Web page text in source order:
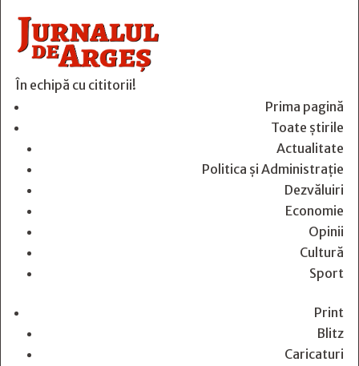
În echipă cu cititorii!
Prima pagină
Toate știrile
Actualitate
Politica și Administrație
Dezvăluiri
Economie
Opinii
Cultură
Sport
Print
Blitz
Caricaturi